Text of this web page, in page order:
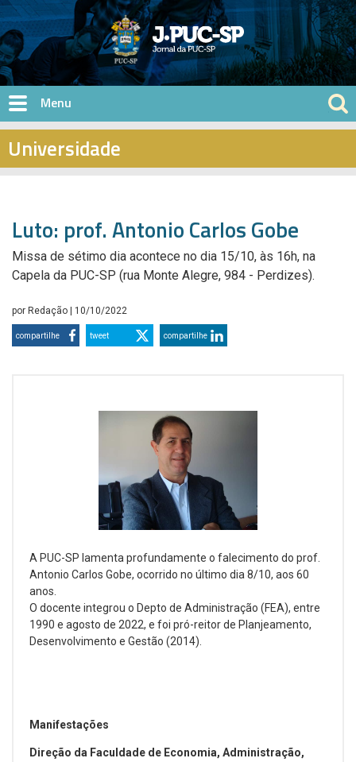
Pular para o conteúdo principal
Universidade
Luto: prof. Antonio Carlos Gobe
Missa de sétimo dia acontece no dia 15/10, às 16h, na
Capela da PUC-SP (rua Monte Alegre, 984 - Perdizes).
por Redação | 10/10/2022
compartilhe tweet compartilhe
A PUC-SP lamenta profundamente o falecimento do prof.
Antonio Carlos Gobe, ocorrido no último dia 8/10, aos 60
anos.
O docente integrou o Depto de Administração (FEA), entre
1990 e agosto de 2022, e foi pró-reitor de Planjeamento,
Desenvolvimento e Gestão (2014).
Manifestações
Direção da Faculdade de Economia, Administração,